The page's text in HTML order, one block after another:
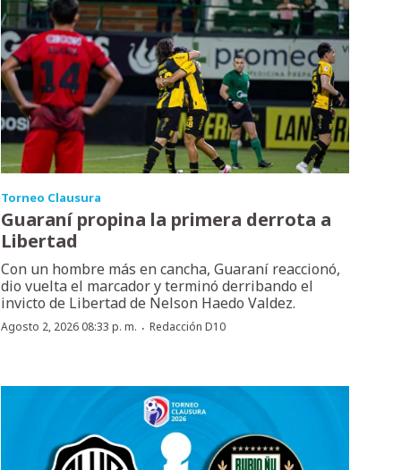
Torneo Clausura
Guaraní propina la primera derrota a
Libertad
Con un hombre más en cancha, Guaraní reaccionó,
dio vuelta el marcador y terminó derribando el
invicto de Libertad de Nelson Haedo Valdez.
Agosto 2, 2026 08:33 p. m. · Redacción D10